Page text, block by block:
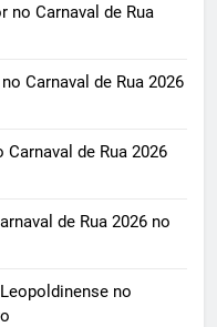
no Carnaval de Rua
Carnaval de Rua 2026
de Rua 2026
de Rua 2026 no
no